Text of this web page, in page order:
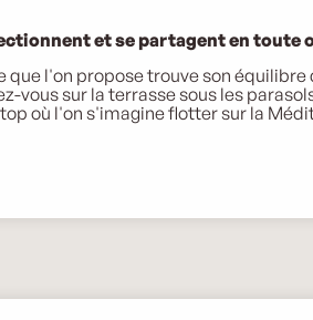
et se partagent en toute
que l'on propose trouve son équilibre
vous sur la terrasse sous les
où l'on s'imagine flotter sur la